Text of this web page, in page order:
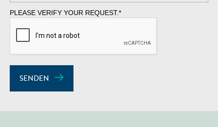
PLEASE VERIFY YOUR REQUEST.*
SENDEN